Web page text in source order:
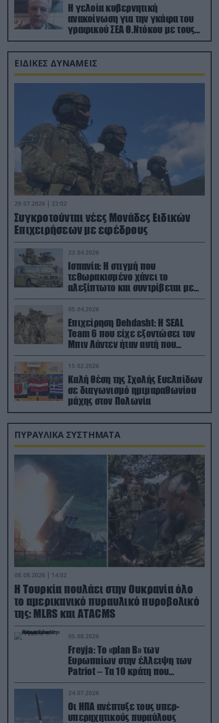
Η γελοία κυβερνητική
ανακοίνωση για την γκάφα του
γραφικού ΣΕΑ Θ.Ντόκου με τους
Ρώσους φαρσέρ
ΕΙΔΙΚΕΣ ΔΥΝΑΜΕΙΣ
29.07.2026 | 22:02
Συγκροτούνται νέες Μονάδες Ειδικών
Επιχειρήσεων με εφέδρους
23.04.2026
Ισπανία: Η στιγμή που
τεθωρακισμένο χάνει το
αλεξίπτωτο και συντρίβεται με
ορμή στο έδαφος (βίντεο)
05.04.2026
Επιχείρηση Dehdasht: Η SEAL
Team 6 που είχε εξοντώσει τον
Μπιν Λάντεν ήταν αυτή που
διέσωσε τον πιλότο του F-15
15.02.2026
Καλή θέση της Σχολής Ευελπίδων
σε διαγωνισμό ημιμαραθωνίου
μάχης στον Πολωνία
ΠΥΡΑΥΛΙΚΑ ΣΥΣΤΗΜΑΤΑ
08.08.2026 | 14:02
Η Τουρκία πουλάει στην Ουκρανία όλο
το αμερικανικό πυραυλικό πυροβολικό
της: MLRS και ΑΤΑCMS
05.08.2026
Freyja: Το «plan Β» των
Ευρωπαίων στην έλλειψη των
Patriot – Τα 10 κράτη που
συμμετέχουν στο δίκτυο
συνεργασίας
24.07.2026
Οι ΗΠΑ ανέπτυξε τους υπερ-
υπερηχητικούς πυραύλους